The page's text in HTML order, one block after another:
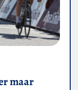
maar